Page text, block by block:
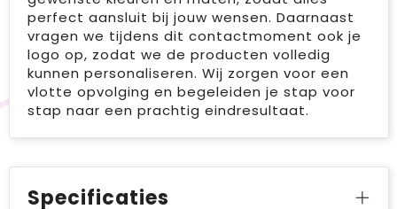
perfect aansluit bij jouw wensen. Daarnaast
vragen we tijdens dit contactmoment ook je
logo op, zodat we de producten volledig
kunnen personaliseren. Wij zorgen voor een
vlotte opvolging en begeleiden je stap voor
stap naar een prachtig eindresultaat.
Specificaties